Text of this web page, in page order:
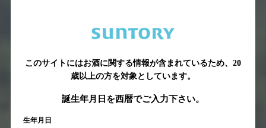
このサイトにはお酒に関する情報が含まれているため、 20
歳以上の方を対象としています。
誕生年月日を西暦でご入力下さい。
生年月日